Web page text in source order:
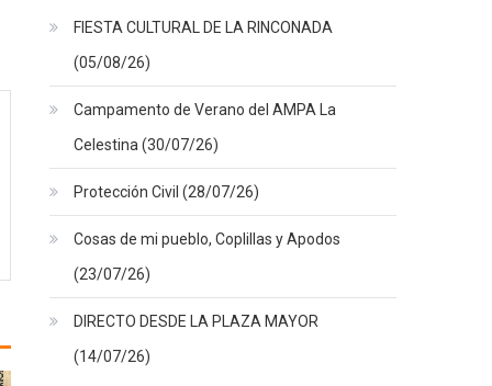
FIESTA CULTURAL DE LA RINCONADA
(05/08/26)
Campamento de Verano del AMPA La
Celestina (30/07/26)
Protección Civil (28/07/26)
Cosas de mi pueblo, Coplillas y Apodos
(23/07/26)
DIRECTO DESDE LA PLAZA MAYOR
(14/07/26)